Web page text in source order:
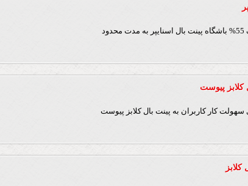
کلابز پیوست
سهولت کار کاربران به پینت بال کلابز پیوست